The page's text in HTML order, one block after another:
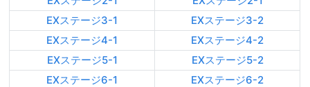
EXステージ3-1
EXステージ3-2
EXステージ4-1
EXステージ4-2
EXステージ5-1
EXステージ5-2
EXステージ6-1
EXステージ6-2